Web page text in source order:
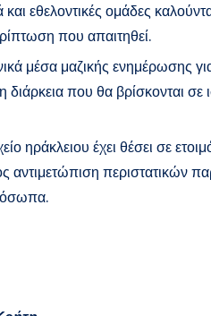
εθελοντικές ομάδες
που απαιτηθεί.
μέσα μαζικής ενημέρωσης
που θα βρίσκονται σε
ηράκλειου έχει θέσει σε
αντιμετώπιση περιστατικών